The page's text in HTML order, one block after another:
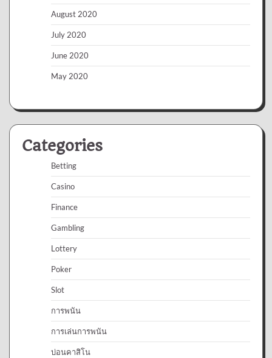
August 2020
July 2020
June 2020
May 2020
Categories
Betting
Casino
Finance
Gambling
Lottery
Poker
Slot
การพนัน
การเล่นการพนัน
บ่อนคาสิโน